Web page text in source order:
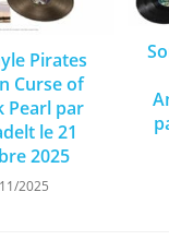
Pirates
Curse of
Pearl par
le 21
2025
2025